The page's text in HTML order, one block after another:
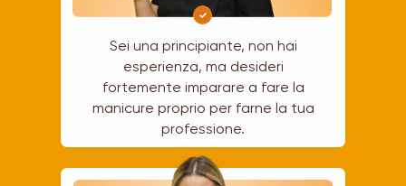
Sei una principiante, non hai
esperienza, ma desideri
fortemente imparare a fare la
manicure proprio per farne la tua
professione.